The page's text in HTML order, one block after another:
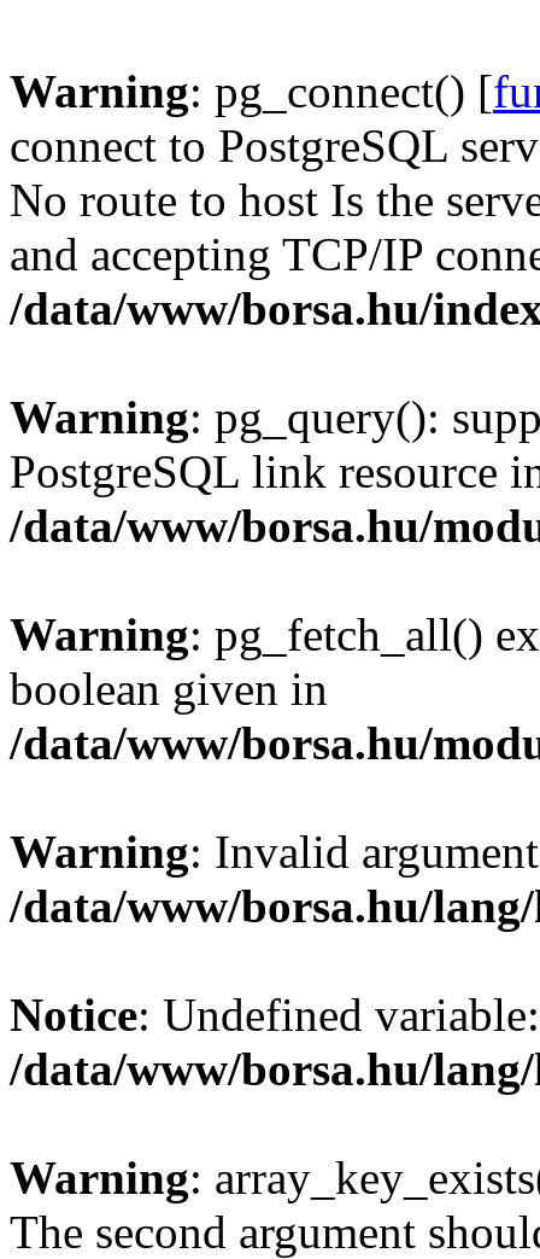
Warning: pg_connect() [
connect to PostgreSQL
No route to host Is the
and accepting TCP/IP
/data/www/borsa.hu/
Warning: pg_query():
PostgreSQL link resource
/data/www/borsa.hu/
Warning: pg_fetch_all()
boolean given in
/data/www/borsa.hu/
Warning: Invalid
/data/www/borsa.hu/
Notice: Undefined
/data/www/borsa.hu/
Warning:
The second argument